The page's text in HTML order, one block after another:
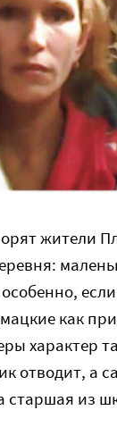
жители
как
характер
отводит, а
старшая из